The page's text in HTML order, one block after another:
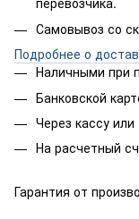
Самовывоз со
Подробнее о
Наличными при
Банковской
Через кассу
На расчетный
Гарантия от